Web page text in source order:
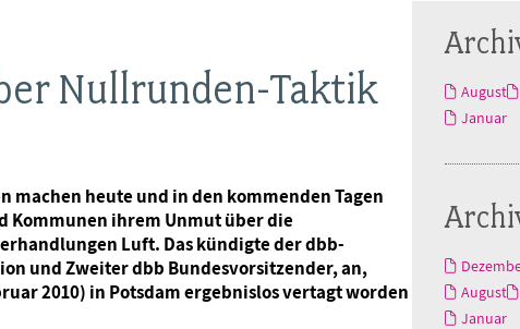
Kontakt
Mitgliedsgewerkschaften
Landesjugendbünde
Hochschulen
Jobkompass
Bundesjugendausschuss
Ideencampus
Parlamentarisches Sommerfest
Vorsorgewerk
Vorteilswelt
Akademie
Nullrunden-Taktik
machen heute und in den kommenden Tagen
Kommunen ihrem Unmut über die
Luft. Das kündigte der dbb-
und Zweiter dbb Bundesvorsitzender, an,
2010) in Potsdam ergebnislos vertagt worden
August
Januar
August
Januar